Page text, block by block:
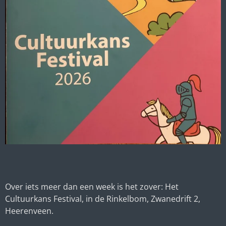
Over iets meer dan een week is het zover: Het
Cultuurkans Festival, in de Rinkelbom, Zwanedrift 2,
Heerenveen.